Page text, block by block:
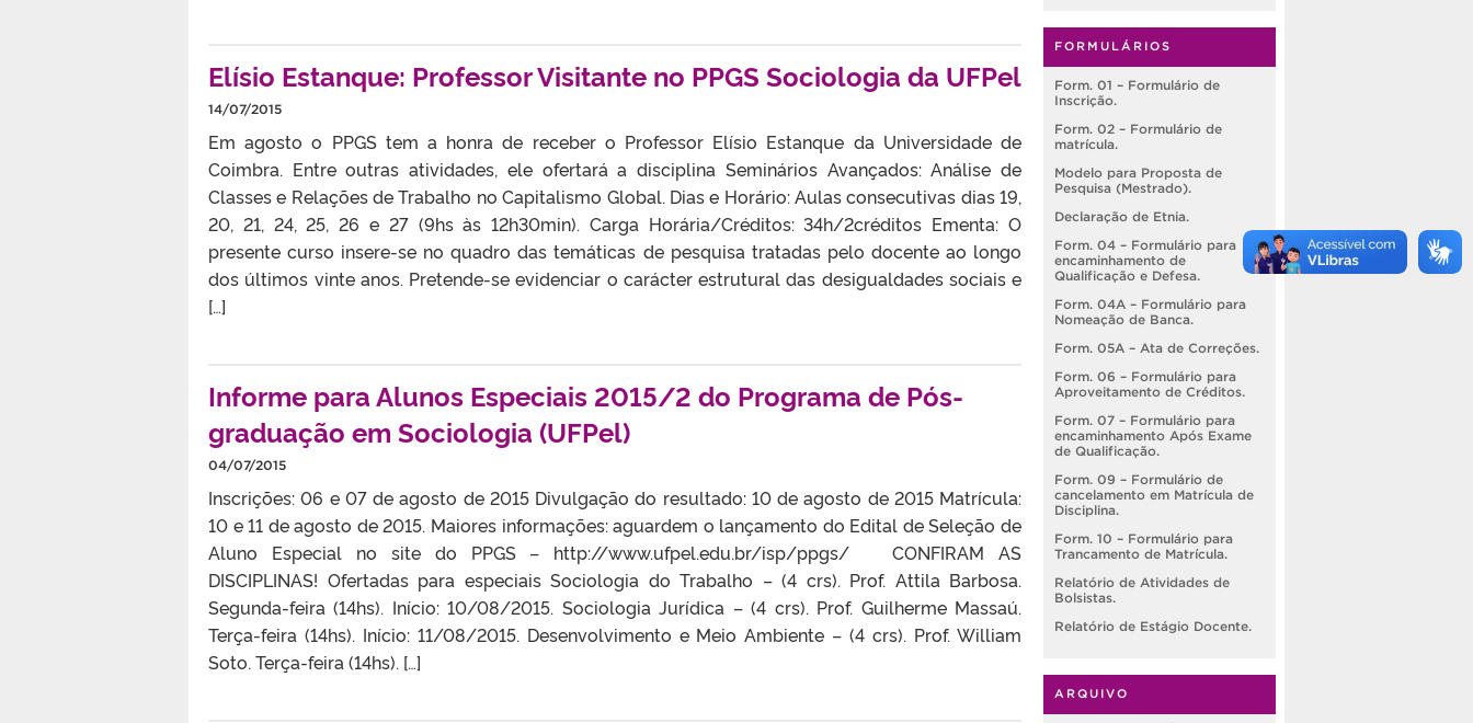
Elísio Estanque: Professor Visitante no PPGS Sociologia da UFPel
14/07/2015
Em agosto o PPGS tem a honra de receber o Professor Elísio Estanque da Universidade de
Coimbra. Entre outras atividades, ele ofertará a disciplina Seminários Avançados: Análise de
Classes e Relações de Trabalho no Capitalismo Global. Dias e Horário: Aulas consecutivas dias 19,
20, 21, 24, 25, 26 e 27 (9hs às 12h30min). Carga Horária/Créditos: 34h/2créditos Ementa: O
presente curso insere-se no quadro das temáticas de pesquisa tratadas pelo docente ao longo
dos últimos vinte anos. Pretende-se evidenciar o carácter estrutural das desigualdades sociais e
[…]
Informe para Alunos Especiais 2015/2 do Programa de Pós-
graduação em Sociologia (UFPel)
04/07/2015
Inscrições: 06 e 07 de agosto de 2015 Divulgação do resultado: 10 de agosto de 2015 Matrícula:
10 e 11 de agosto de 2015. Maiores informações: aguardem o lançamento do Edital de Seleção de
Aluno Especial no site do PPGS – http://www.ufpel.edu.br/isp/ppgs/ CONFIRAM AS
DISCIPLINAS! Ofertadas para especiais Sociologia do Trabalho – (4 crs). Prof. Attila Barbosa.
Segunda-feira (14hs). Início: 10/08/2015. Sociologia Jurídica – (4 crs). Prof. Guilherme Massaú.
Terça-feira (14hs). Início: 11/08/2015. Desenvolvimento e Meio Ambiente – (4 crs). Prof. William
Soto. Terça-feira (14hs). […]
FORMULÁRIOS
Form. 01 – Formulário de
Inscrição.
Form. 02 – Formulário de
matrícula.
Modelo para Proposta de
Pesquisa (Mestrado).
Declaração de Etnia.
Form. 04 – Formulário para
encaminhamento de
Qualificação e Defesa.
Form. 04A – Formulário para
Nomeação de Banca.
Form. 05A – Ata de Correções.
Form. 06 – Formulário para
Aproveitamento de Créditos.
Form. 07 – Formulário para
encaminhamento Após Exame
de Qualificação.
Form. 09 – Formulário de
cancelamento em Matrícula de
Disciplina.
Form. 10 – Formulário para
Trancamento de Matrícula.
Relatório de Atividades de
Bolsistas.
Relatório de Estágio Docente.
ARQUIVO